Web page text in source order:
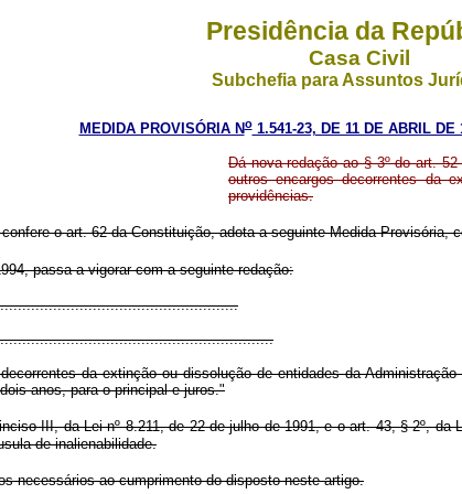
Presidência da
Casa Civil
Subchefia para Assuntos
MEDIDA PROVISÓRIA No1.541-23, DE 11 DE ABRIL DE
Dá nova redação ao § 3º do art.
outros encargos decorrentes da
providências.
o art. 62 da Constituição, adota a seguinte Medida Provisória,
passa a vigorar com a seguinte redação:
da extinção ou dissolução de entidades da
anos, para o principal e juros."
III, da Lei nº 8.211, de 22 de julho de 1991, e o art. 43, § 2º, da
de inalienabilidade.
necessários ao cumprimento do disposto neste artigo.